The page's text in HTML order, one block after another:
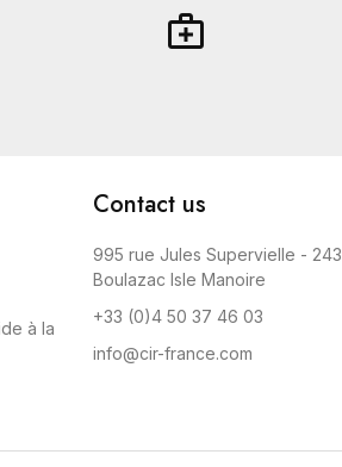
medical_services
à la
Contact us
995 rue Jules Supervielle -
Boulazac Isle Manoire
+33 (0)4 50 37 46 03
info@cir-france.com